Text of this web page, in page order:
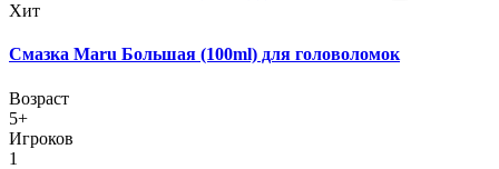
Хит
Смазка Maru Большая (100ml) для головоломок
Возраст
5+
Игроков
1